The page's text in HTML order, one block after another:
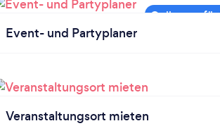
Event- und Partyplaner
Veranstaltungsort mieten